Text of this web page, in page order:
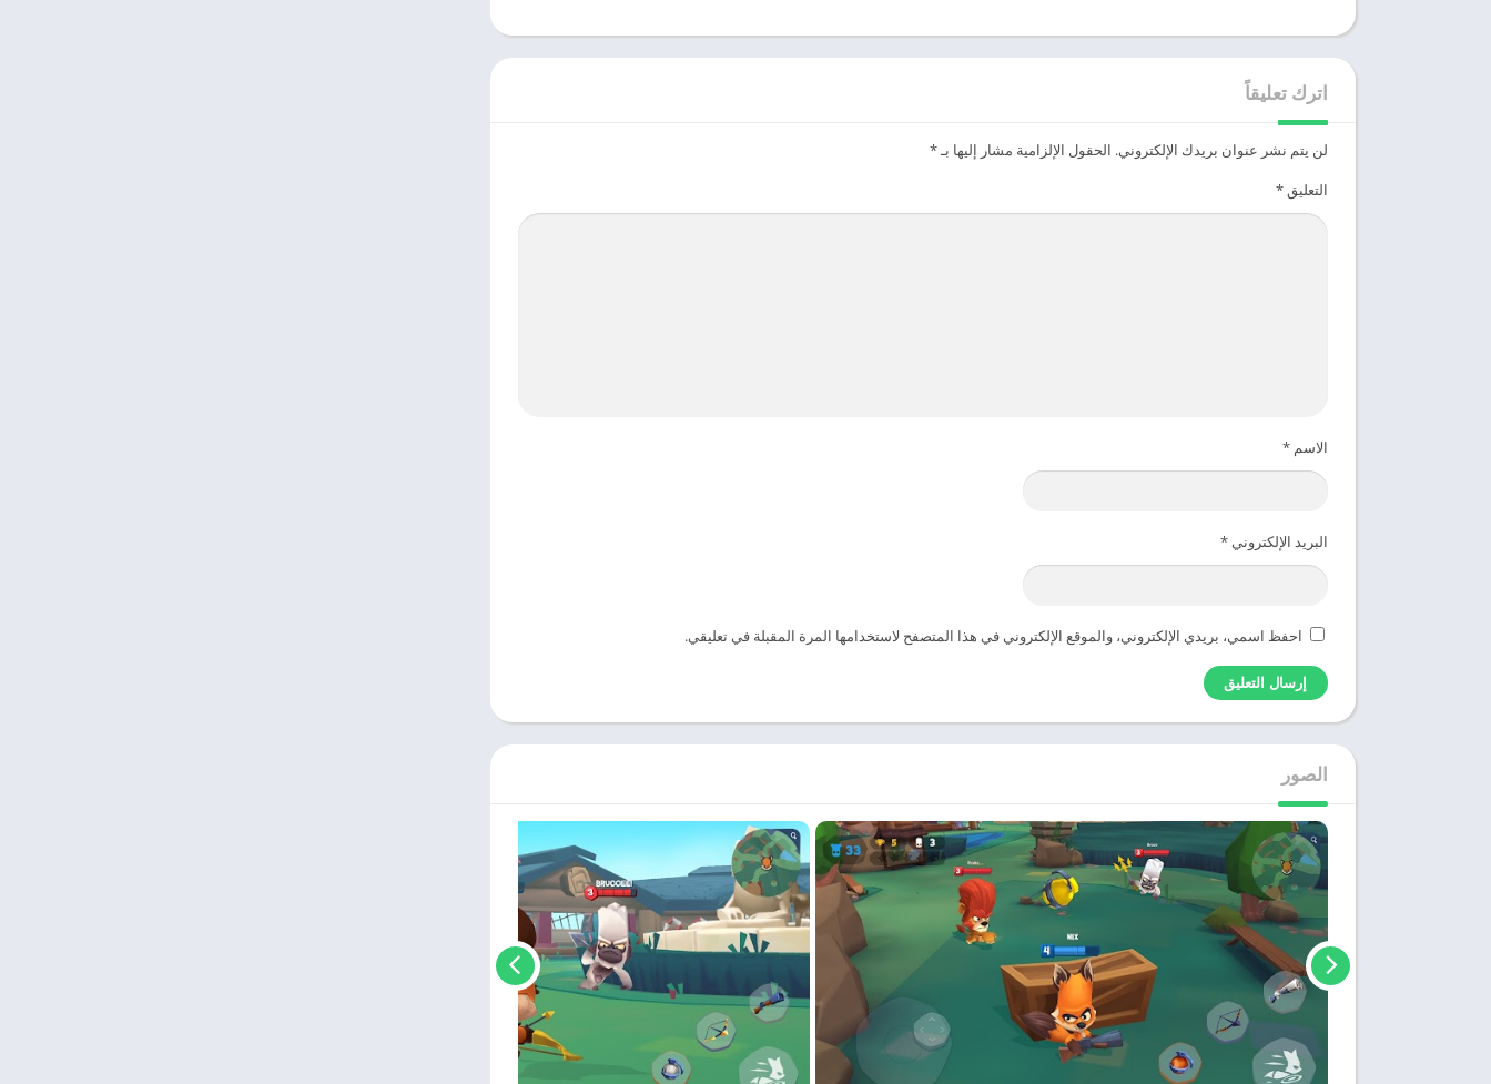
اترك تعليقاً
لن يتم نشر عنوان بريدك الإلكتروني. الحقول الإلزامية مشار إليها بـ*
التعليق*
الاسم *
البريد الإلكتروني *
احفظ اسمي، بريدي الإلكتروني، والموقع الإلكتروني في هذا المتصفح لاستخدامها المرة المقبلة في تعليقي.
الصور